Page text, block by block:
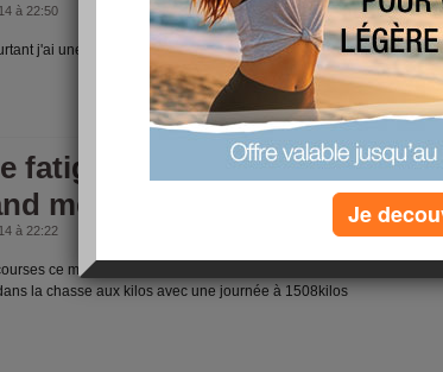
à 22:50
j'ai une impression intense de rassasiement! :-) Bises
(0) commentaires
fatiguante... mais 1508k
même!
à 22:22
ce matin et visites de maison cette apres midi, mais
la chasse aux kilos avec une journée à 1508kilos
Je